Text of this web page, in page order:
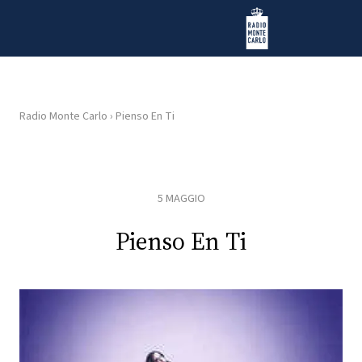
Radio Monte Carlo
Radio Monte Carlo › Pienso En Ti
5 MAGGIO
Pienso En Ti